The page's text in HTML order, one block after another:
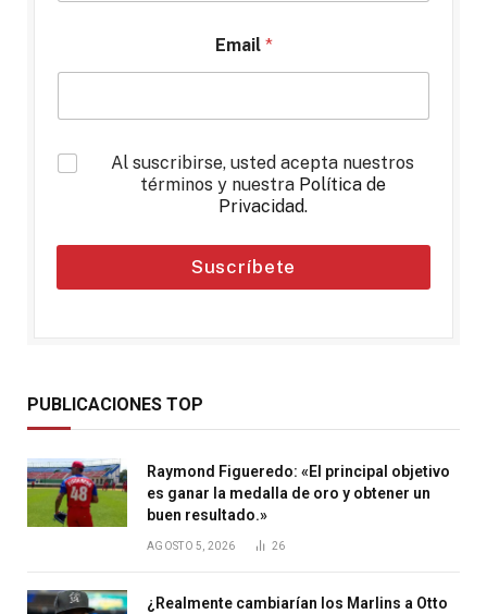
Email *
*
Al suscribirse, usted acepta nuestros
términos y nuestra Política de
Privacidad.
Suscríbete
PUBLICACIONES TOP
Raymond Figueredo: «El principal objetivo
es ganar la medalla de oro y obtener un
buen resultado.»
AGOSTO 5, 2026 26
¿Realmente cambiarían los Marlins a Otto